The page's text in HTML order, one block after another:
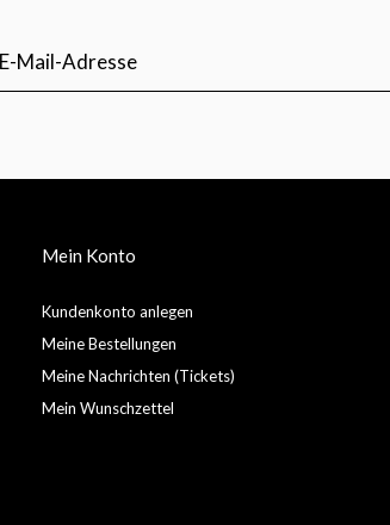
Mein Konto
Kundenkonto anlegen
Meine Bestellungen
Meine Nachrichten (Tickets)
Mein Wunschzettel